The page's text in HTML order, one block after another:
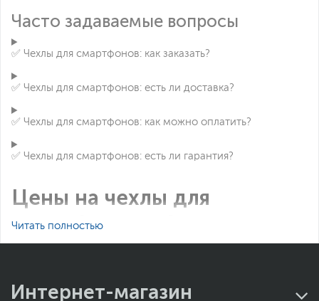
Часто задаваемые вопросы
✅ Чехлы для смартфонов: как заказать?
✅ Чехлы для смартфонов: есть ли доставка?
✅ Чехлы для смартфонов: как можно оплатить?
✅ Чехлы для смартфонов: есть ли гарантия?
Цены на чехлы для
смартфонов в Алматы
Чехол для iPhone 13 Pro, GravaStar
Читать полностью
Интернет-магазин